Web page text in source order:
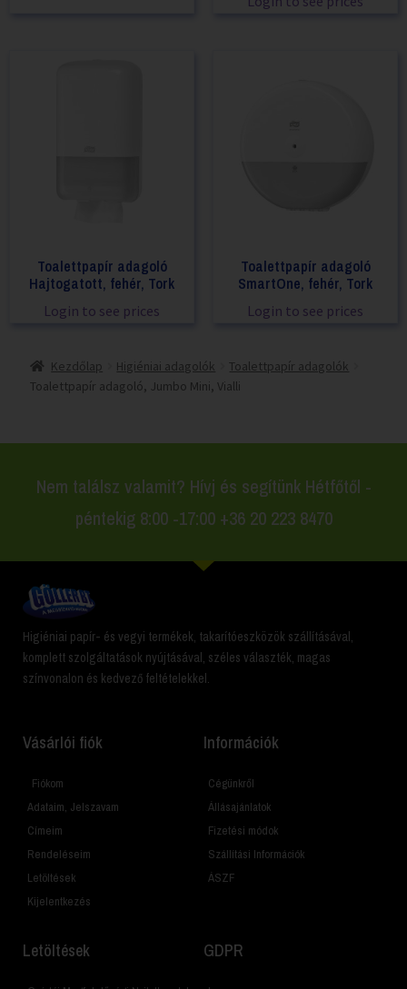
Toalettpapír adagoló
Hajtogatott, fehér, Tork
Login to see prices
Toalettpapír adagoló
SmartOne, fehér, Tork
Login to see prices
Kezdőlap Higiéniai adagolók
Toalettpapír adagolók
Toalettpapír adagoló, Jumbo Mini, Vialli
Nem találsz valamit? Hívj és segítünk Hétfőtől -
péntekig 8:00 -17:00 +36 20 223 8470
Higiéniai papír- és vegyi termékek, takarítóeszközök szállításával,
komplett szolgáltatások nyújtásával, széles választék, magas
színvonalon és kedvező feltételekkel.
Vásárlói fiók
Fiókom
Adataim, Jelszavam
Címeim
Rendeléseim
Letöltések
Kijelentkezés
Információk
Cégünkről
Állásajánlatok
Fizetési módok
Szállítási Információk
ÁSZF
Letöltések GDPR